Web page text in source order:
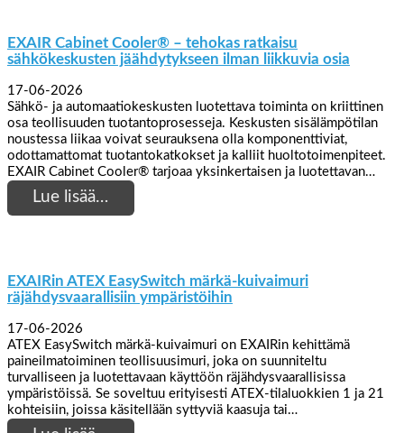
EXAIR Cabinet Cooler® – tehokas ratkaisu
sähkökeskusten jäähdytykseen ilman liikkuvia osia
17-06-2026
Sähkö- ja automaatiokeskusten luotettava toiminta on kriittinen
osa teollisuuden tuotantoprosesseja. Keskusten sisälämpötilan
noustessa liikaa voivat seurauksena olla komponenttiviat,
odottamattomat tuotantokatkokset ja kalliit huoltotoimenpiteet.
EXAIR Cabinet Cooler® tarjoaa yksinkertaisen ja luotettavan…
Lue lisää…
EXAIRin ATEX EasySwitch märkä-kuivaimuri
räjähdysvaarallisiin ympäristöihin
17-06-2026
ATEX EasySwitch märkä-kuivaimuri on EXAIRin kehittämä
paineilmatoiminen teollisuusimuri, joka on suunniteltu
turvalliseen ja luotettavaan käyttöön räjähdysvaarallisissa
ympäristöissä. Se soveltuu erityisesti ATEX-tilaluokkien 1 ja 21
kohteisiin, joissa käsitellään syttyviä kaasuja tai…